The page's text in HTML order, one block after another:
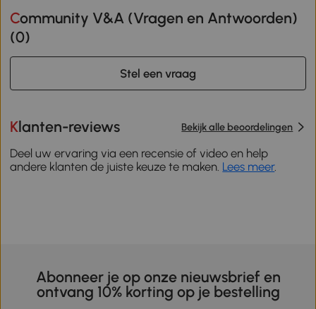
Community V&A (Vragen en Antwoorden)
(0)
Stel een vraag
Klanten-reviews Bekijk alle beoordelingen
Deel uw ervaring via een recensie of video en help
andere klanten de juiste keuze te maken. Lees meer.
Abonneer je op onze nieuwsbrief en
ontvang 10% korting op je bestelling